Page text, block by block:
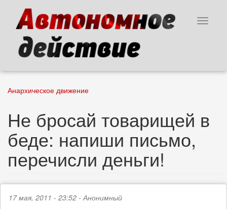
основному
содержанию
Toggle
Анархическое движение
Не бросай товарищей в
беде: напиши письмо,
перечисли деньги!
17 мая, 2011 - 23:52 -Анонимный